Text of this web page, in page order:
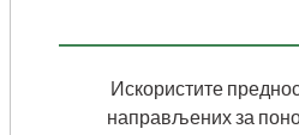
Искористите
направљених за